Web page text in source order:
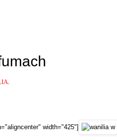
.
width="425"]